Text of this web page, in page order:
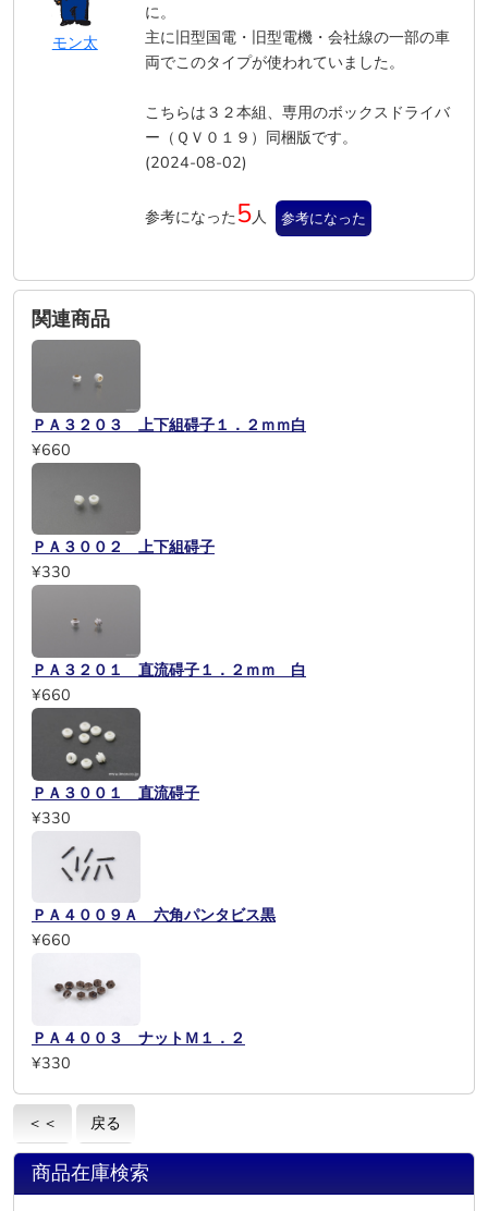
モン太
に。
主に旧型国電・旧型電機・会社線の一部の車
両でこのタイプが使われていました。
こちらは３２本組、専用のボックスドライバ
ー（ＱＶ０１９）同梱版です。
(2024-08-02)
参考になった5人 参考になった
関連商品
ＰＡ３２０３ 上下組碍子１．２ｍｍ白
¥660
ＰＡ３００２ 上下組碍子
¥330
ＰＡ３２０１ 直流碍子１．２ｍｍ 白
¥660
ＰＡ３００１ 直流碍子
¥330
ＰＡ４００９Ａ 六角パンタビス黒
¥660
ＰＡ４００３ ナットＭ１．２
¥330
＜＜ 戻る
商品在庫検索